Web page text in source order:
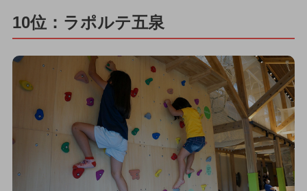
10位：ラポルテ五泉